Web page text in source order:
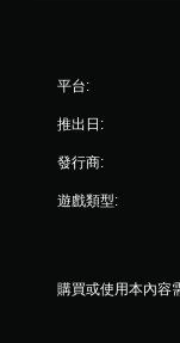
平台:
推出日:
發行商:
遊戲類型:
購買或使用本內容